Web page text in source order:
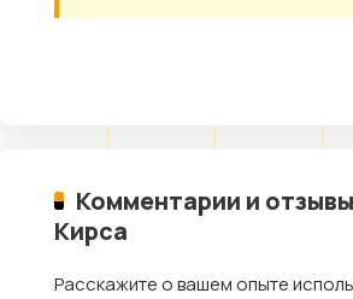
Комментарии и
Кирса
Расскажите о вашем опыте